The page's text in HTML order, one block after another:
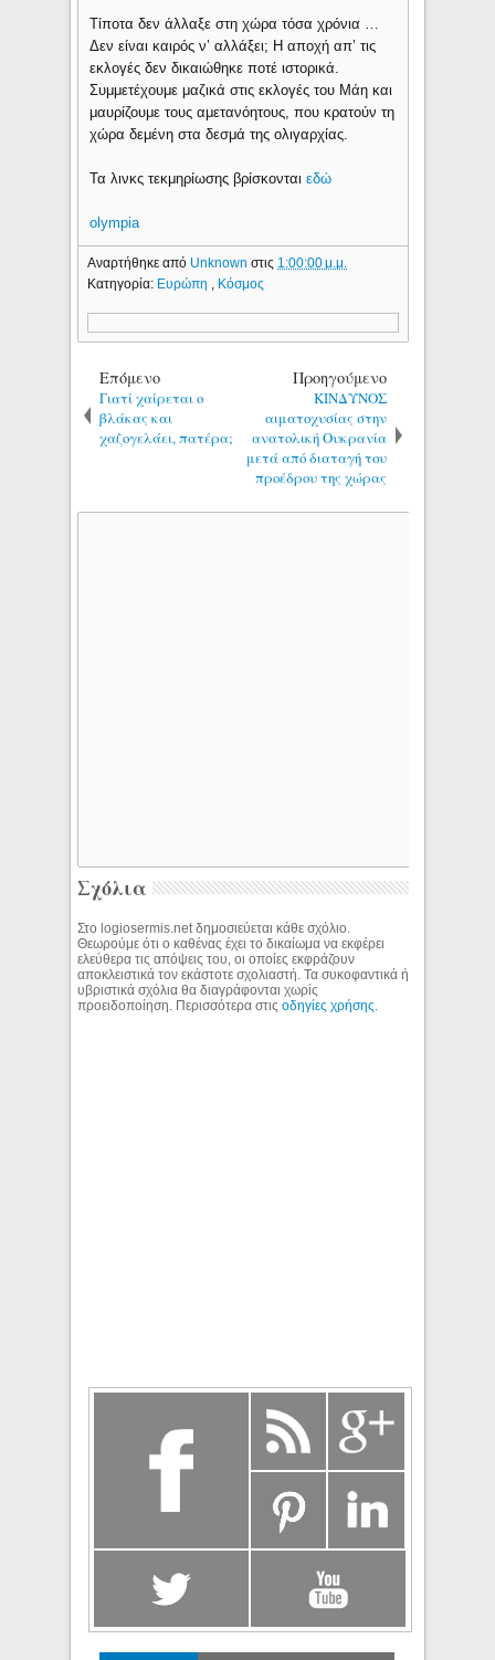
Τίποτα δεν άλλαξε στη χώρα τόσα χρόνια …
Δεν είναι καιρός ν’ αλλάξει; Η αποχή απ’ τις
εκλογές δεν δικαιώθηκε ποτέ ιστορικά.
Συμμετέχουμε μαζικά στις εκλογές του Μάη και
μαυρίζουμε τους αμετανόητους, που κρατούν τη
χώρα δεμένη στα δεσμά της ολιγαρχίας.
Τα λινκς τεκμηρίωσης βρίσκονταιεδώ
olympia
Αναρτήθηκε από Unknownστις 1:00:00 μ.μ.
Κατηγορία: Ευρώπη Κόσμος
Επόμενο
Γιατί χαίρεται ο
βλάκας και
χαζογελάει, πατέρα;
Προηγούμενο
ΚΙΝΔΥΝΟΣ
αιματοχυσίας στην
ανατολική Ουκρανία
μετά από διαταγή του
προέδρου της χώρας
Σχόλια
Στο logiosermis.net δημοσιεύεται κάθε σχόλιο.
Θεωρούμε ότι ο καθένας έχει το δικαίωμα να εκφέρει
ελεύθερα τις απόψεις του, οι οποίες εκφράζουν
αποκλειστικά τον εκάστοτε σχολιαστή. Τα συκοφαντικά ή
υβριστικά σχόλια θα διαγράφονται χωρίς
προειδοποίηση. Περισσότερα στιςοδηγίες χρήσης